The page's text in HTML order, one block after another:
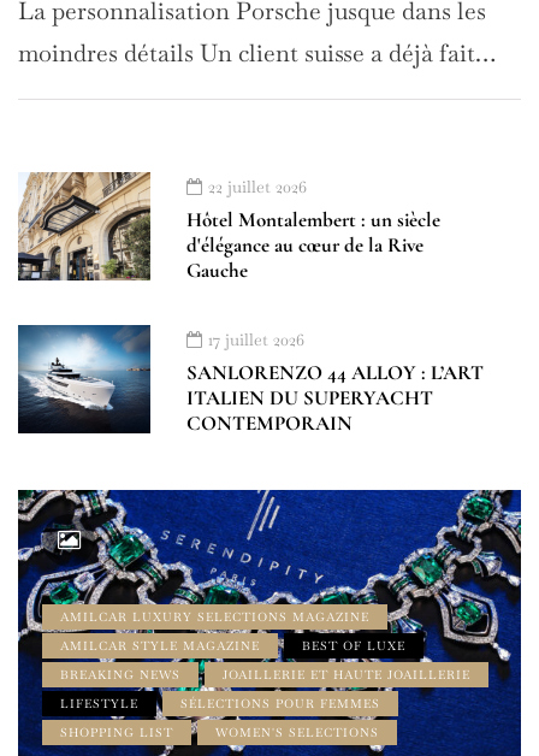
La personnalisation Porsche jusque dans les
moindres détails Un client suisse a déjà fait…
22 juillet 2026
Hôtel Montalembert : un siècle
d'élégance au cœur de la Rive
Gauche
17 juillet 2026
SANLORENZO 44 ALLOY : L’ART
ITALIEN DU SUPERYACHT
CONTEMPORAIN
AMILCAR LUXURY SELECTIONS MAGAZINE
AMILCAR STYLE MAGAZINE
BEST OF LUXE
BREAKING NEWS
JOAILLERIE ET HAUTE JOAILLERIE
LIFESTYLE
SÉLECTIONS POUR FEMMES
SHOPPING LIST
WOMEN'S SELECTIONS